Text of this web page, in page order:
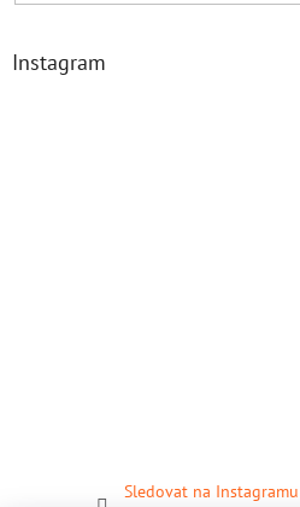
Instagram
Sledovat na Instagramu